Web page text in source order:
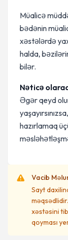
Müalicə
bədənin
xəstələrdə
halda,
bilər.
Nəticə
Əgər qeyd
hazırlamaq
Vacib
Sayt
xəstəsini
qoyması